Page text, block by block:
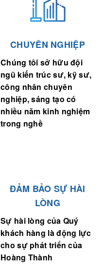
Chúng tôi sở hữu đội
ngũ kiến trúc sư, kỹ sư,
công nhân chuyên
nghiệp, sáng tạo có
nhiều năm kinh nghiệm
trong nghề
LÒNG
Sự hài lòng của Quý
khách hàng là động lực
cho sự phát triển của
Hoàng Thành